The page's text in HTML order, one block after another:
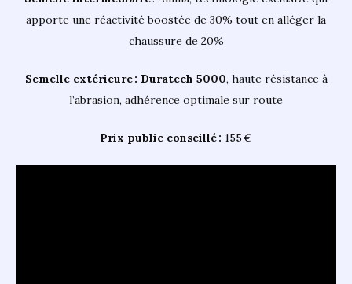
apporte une réactivité boostée de 30% tout en alléger la
chaussure de 20%
Semelle extérieure : Duratech 5000, haute résistance à
l’abrasion, adhérence optimale sur route
Prix public conseillé : 155 €